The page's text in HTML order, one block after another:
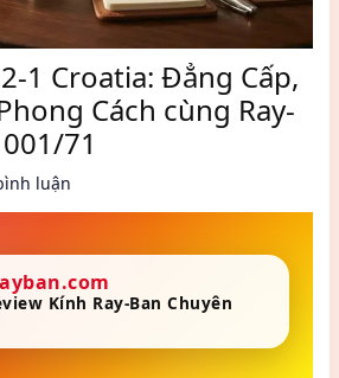
1 Croatia: Đẳng Cấp,
Cách cùng Ray-
71
luận
Kính Ray-Ban Chuyên